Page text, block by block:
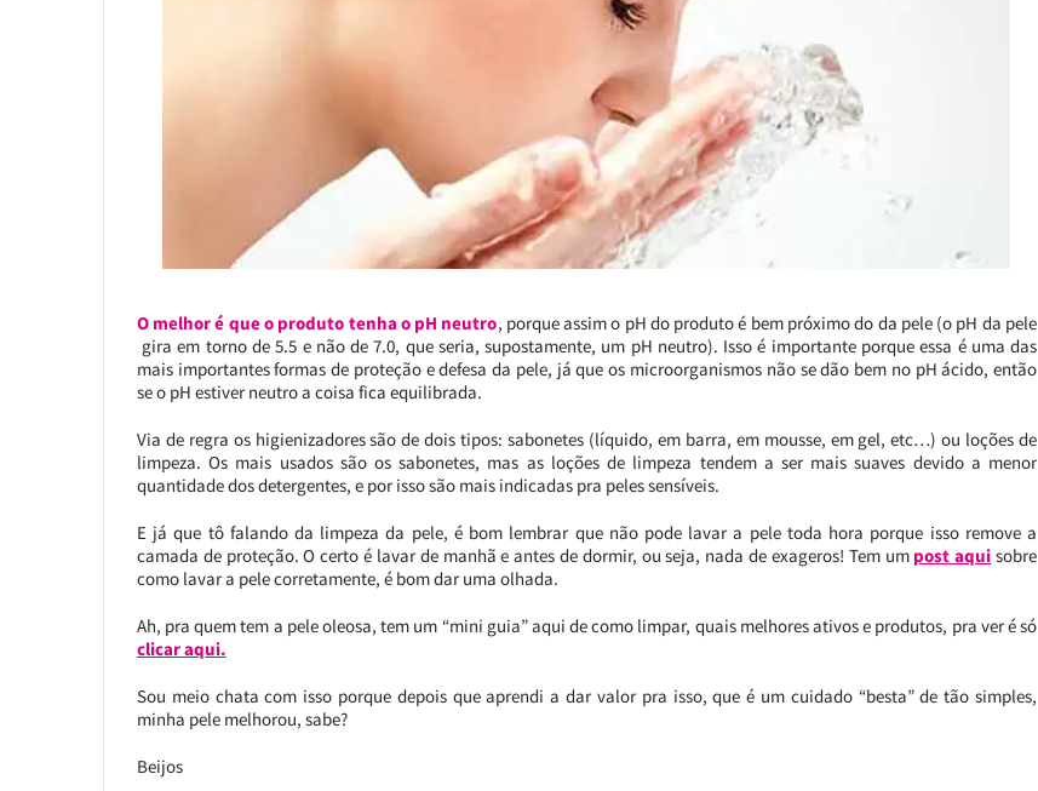
O melhor é que o produto tenha o pH neutro, porque assim o pH do produto é bem próximo do da pele (o pH da pele
gira em torno de 5.5 e não de 7.0, que seria, supostamente, um pH neutro). Isso é importante porque essa é uma das
mais importantes formas de proteção e defesa da pele, já que os microorganismos não se dão bem no pH ácido, então
se o pH estiver neutro a coisa fica equilibrada.
Via de regra os higienizadores são de dois tipos: sabonetes (líquido, em barra, em mousse, em gel, etc…) ou loções de
limpeza. Os mais usados são os sabonetes, mas as loções de limpeza tendem a ser mais suaves devido a menor
quantidade dos detergentes, e por isso são mais indicadas pra peles sensíveis.
E já que tô falando da limpeza da pele, é bom lembrar que não pode lavar a pele toda hora porque isso remove a
camada de proteção. O certo é lavar de manhã e antes de dormir, ou seja, nada de exageros! Tem um post aqui sobre
como lavar a pele corretamente, é bom dar uma olhada.
Ah, pra quem tem a pele oleosa, tem um “mini guia” aqui de como limpar, quais melhores ativos e produtos, pra ver é só
clicar aqui.
Sou meio chata com isso porque depois que aprendi a dar valor pra isso, que é um cuidado “besta” de tão simples,
minha pele melhorou, sabe?
Beijos